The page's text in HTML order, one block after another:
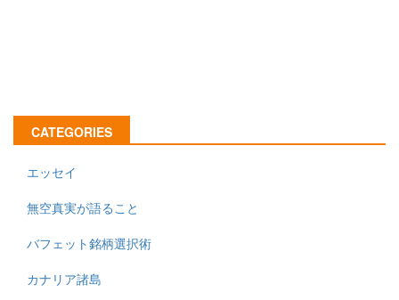
CATEGORIES
エッセイ
無空真実が語ること
バフェット銘柄選択術
カナリア諸島